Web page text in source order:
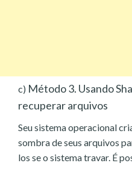
c) Método 3. Usando
recuperar arquivos
Seu sistema operacional
sombra de seus arquivos
los se o sistema travar. É